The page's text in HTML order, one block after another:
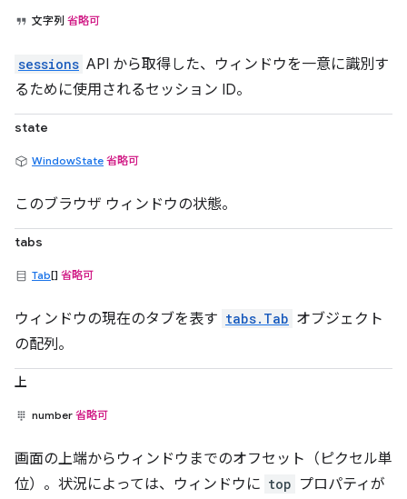
文字列 省略可
sessions API から取得した、ウィンドウを一意に識別す
るために使用されるセッション ID。
state
WindowState 省略可
このブラウザ ウィンドウの状態。
tabs
Tab[] 省略可
ウィンドウの現在のタブを表す tabs.Tab オブジェクト
の配列。
上
number 省略可
画面の上端からウィンドウまでのオフセット（ピクセル単
位）。状況によっては、ウィンドウに top プロパティが